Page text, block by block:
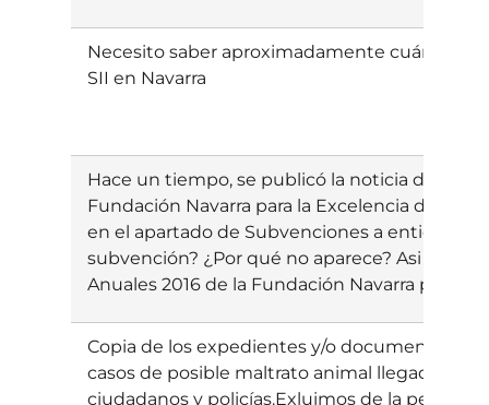
Necesito saber aproximadamente cuántas
SII en Navarra
Hace un tiempo, se publicó la noticia de la
Fundación Navarra para la Excelencia de
en el apartado de Subvenciones a entidades
subvención? ¿Por qué no aparece? Asi
Anuales 2016 de la Fundación Navarra para la
Copia de los expedientes y/o documentos de
casos de posible maltrato animal llegados al
ciudadanos y policías.Exluimos de la petición